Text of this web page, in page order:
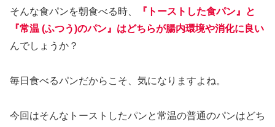
そんな食パンを朝食べる時、
『トーストした食パン』と
『常温 (ふつう)のパン』はどちらが腸内環境や消化に良い
んでしょうか？
毎日食べるパンだからこそ、気になりますよね。
今回はそんなトーストしたパンと常温の普通のパンはどち